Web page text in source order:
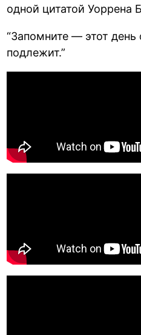
одной цитатой Уоррена
“Запомните — этот день
подлежит.”